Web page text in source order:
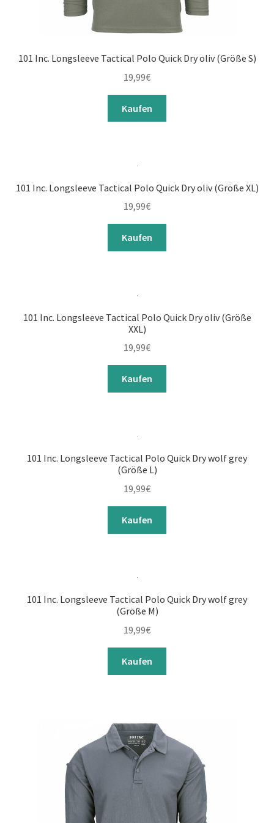
101 Inc. Longsleeve Tactical Polo Quick Dry oliv (Größe S)
19,99€
Kaufen
101 Inc. Longsleeve Tactical Polo Quick Dry oliv (Größe XL)
19,99€
Kaufen
101 Inc. Longsleeve Tactical Polo Quick Dry oliv (Größe
XXL)
19,99€
Kaufen
101 Inc. Longsleeve Tactical Polo Quick Dry wolf grey
(Größe L)
19,99€
Kaufen
101 Inc. Longsleeve Tactical Polo Quick Dry wolf grey
(Größe M)
19,99€
Kaufen